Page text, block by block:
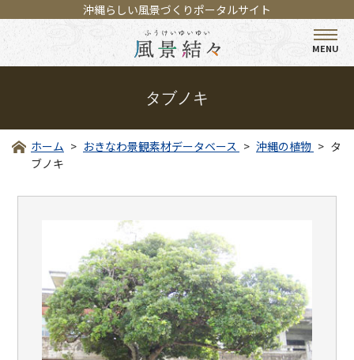
沖縄らしい風景づくりポータルサイト
MENU
タブノキ
ホーム おきなわ景観素材データベース 沖縄の植物
タ
ブノキ